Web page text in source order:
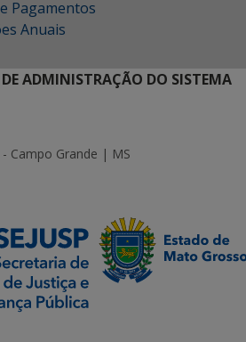
Pagamentos
Anuais
ADMINISTRAÇÃO DO SISTEMA
Campo Grande | MS